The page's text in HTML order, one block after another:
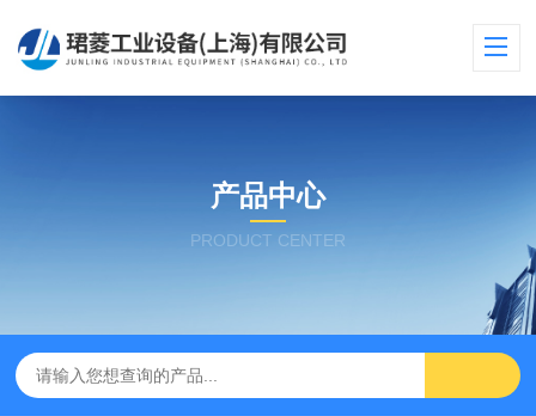
产品中心
PRODUCT CENTER